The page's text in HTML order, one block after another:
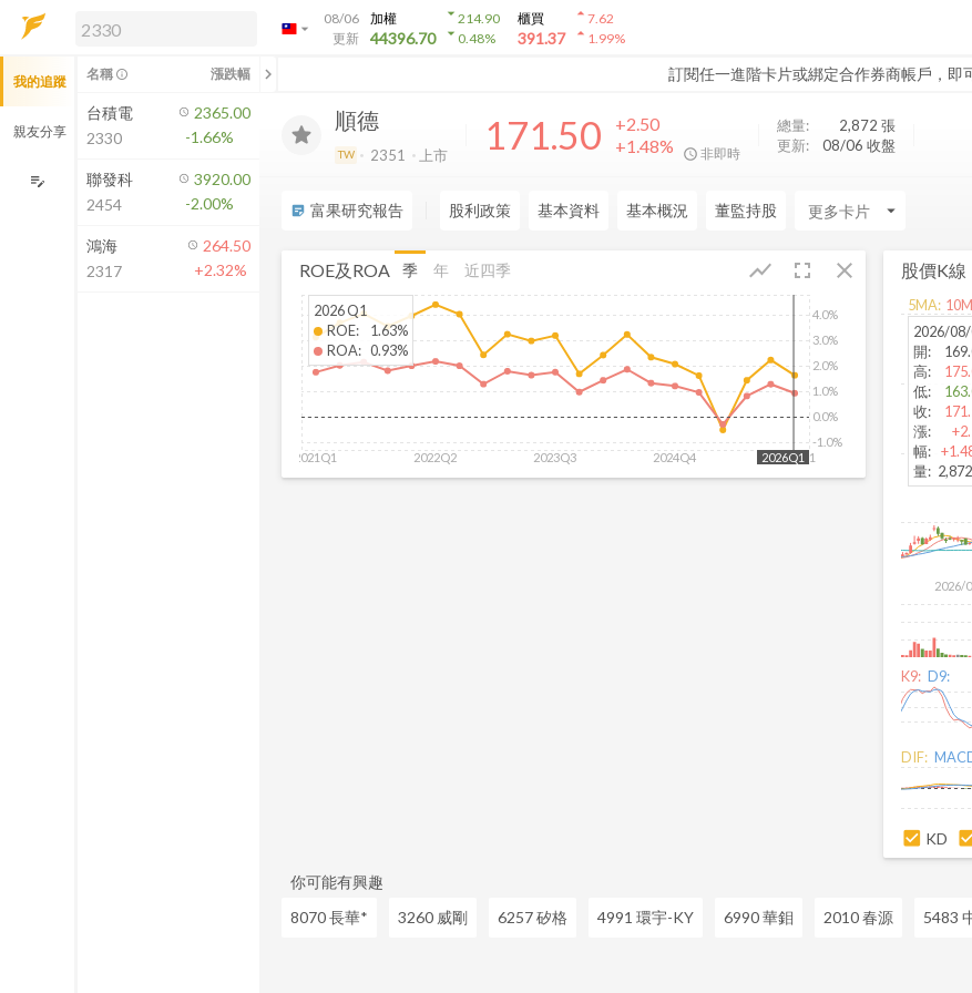
arrow_drop_down
08/06
更新
加權
44396.70
arrow_drop_down214.90
arrow_drop_down0.48%
櫃買
391.37
arrow_drop_up7.62
arrow_drop_up1.99%
訂閱任一進階卡片或綁定合作券商帳戶，即
解鎖即時行情及進階功能
方案」，即可解鎖以下功能：
即時行情
即時市況與排行
成交金額熱力圖
前往方案訂閱
如何綁定合作券商
順德
TW 2351 上市 171.50
+2.50
+1.48%
非即時
總量: 2,872 張
更新:
08/06 收盤
sticky_note_2 富果研究報告 股利政策 基本資料 基本概況 董監持股 arrow_drop_down
ROE及ROA fullscreen close
show_chart
季 年 近四季
2021Q1 2022Q2 2023Q3 2024Q4 2026Q1
-1.0%
0.0%
1.0%
2.0%
3.0%
4.0%
2026Q1
2026 Q1
ROE:
1.63%
ROA: 0.93%
股價K線
2026/
2026/
開:
高:
低:
收:
漲:
幅:
量:
5MA: 10
K9: D9:
DIF:
KD
你可能有興趣
8070 長華*
3260 威剛 6257 矽格 4991 環宇-KY 6990 華鉬 2010 春源 5483
我的追蹤
親友分享
edit_note
名稱 info_outline 漲跌幅 chevron_left
台積電
2330
2365.00
-1.66%
聯發科
2454
3920.00
-2.00%
鴻海
2317
264.50
+2.32%